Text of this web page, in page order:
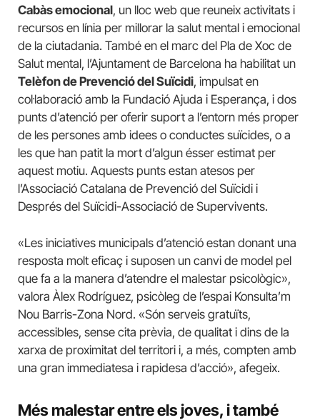
Cabàs emocional, un lloc web que reuneix activitats i
recursos en línia per millorar la salut mental i emocional
de la ciutadania. També en el marc del Pla de Xoc de
Salut mental, l’Ajuntament de Barcelona ha habilitat un
Telèfon de Prevenció del Suïcidi, impulsat en
col·laboració amb la Fundació Ajuda i Esperança, i dos
punts d’atenció per oferir suport a l’entorn més proper
de les persones amb idees o conductes suïcides, o a
les que han patit la mort d’algun ésser estimat per
aquest motiu. Aquests punts estan atesos per
l’Associació Catalana de Prevenció del Suïcidi i
Després del Suïcidi-Associació de Supervivents.
«Les iniciatives municipals d’atenció estan donant una
resposta molt eficaç i suposen un canvi de model pel
que fa a la manera d’atendre el malestar psicològic»,
valora Àlex Rodríguez, psicòleg de l’espai Konsulta’m
Nou Barris-Zona Nord. «Són serveis gratuïts,
accessibles, sense cita prèvia, de qualitat i dins de la
xarxa de proximitat del territori i, a més, compten amb
una gran immediatesa i rapidesa d’acció», afegeix.
Més malestar entre els joves, i també